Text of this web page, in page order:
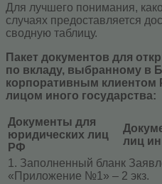
Для лучшего понимания,
случаях предоставляется
сводную таблицу.
Пакет документов для
по вкладу, выбранному в
корпоративным
лицом иного государства:
Документы для
юридических лиц
РФ
лиц
1. Заполненный бланк
«Приложение №1» – 2 экз.